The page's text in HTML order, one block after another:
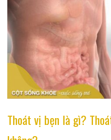
Thoát vị bẹn là gì?